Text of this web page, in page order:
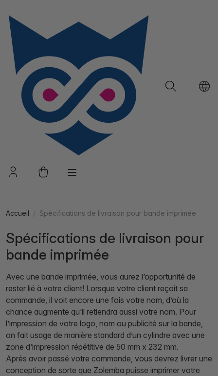
Accueil Spécifications de livraison pour bande imprimée
Spécifications de livraison pour
bande imprimée
Avec une bande imprimée, vous aurez l’opportunité de
rester lié à votre client! Lorsque votre client reçoit sa
commande, il voit encore une fois votre nom, d’où la
chance augmente qu’il retiendra aussi votre nom. Pour
l’impression de votre logo, nom ou publicité sur la bande,
on fait usage de manière standard d’un cylindre avec une
zone d’impression répétitive de 50 mm x 232 mm.
Après avoir passé votre commande, vous devrez livrer une
conception de sorte que Zolemba puisse imprimer votre